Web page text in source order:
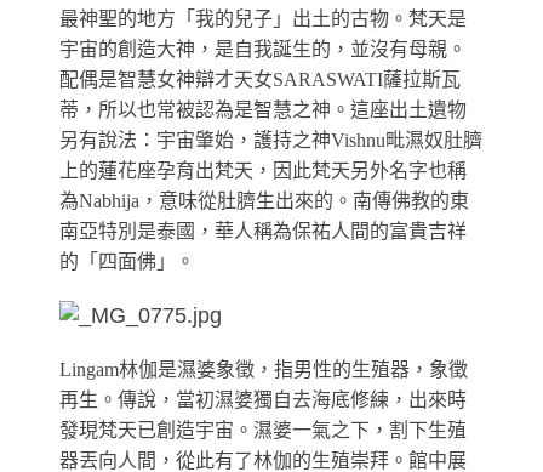
最神聖的地方「我的兒子」出土的古物。梵天是
宇宙的創造大神，是自我誕生的，並沒有母親。
配偶是智慧女神辯才天女SARASWATI薩拉斯瓦
蒂，所以也常被認為是智慧之神。這座出土遺物
另有說法：宇宙肇始，護持之神Vishnu毗濕奴肚臍
上的蓮花座孕育出梵天，因此梵天另外名字也稱
為Nabhija，意味從肚臍生出來的。南傳佛教的東
南亞特別是泰國，華人稱為保祐人間的富貴吉祥
的「四面佛」。
Lingam林伽是濕婆象徵，指男性的生殖器，象徵
再生。傳說，當初濕婆獨自去海底修練，出來時
發現梵天已創造宇宙。濕婆一氣之下，割下生殖
器丟向人間，從此有了林伽的生殖崇拜。館中展